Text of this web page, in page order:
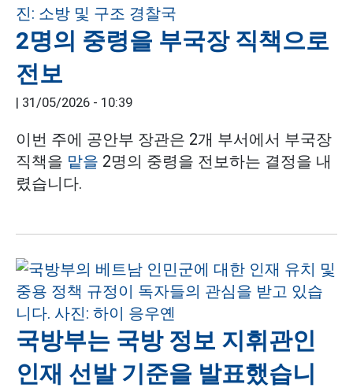
2명의 중령을 부국장 직책으로
전보
| 31/05/2026 - 10:39
이번 주에 공안부 장관은 2개 부서에서 부국장
직책을 맡을 2명의 중령을 전보하는 결정을 내
렸습니다.
국방부는 국방 정보 지휘관인
인재 선발 기준을 발표했습니